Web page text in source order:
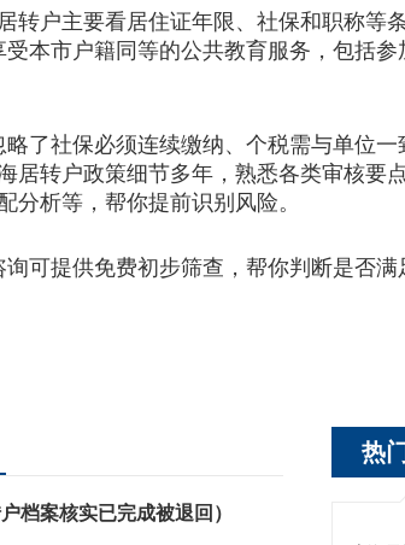
户主要看居住证年限、社保和职称等
本市户籍同等的公共教育服务，包括
社保必须连续缴纳、个税需与单位一
居转户政策细节多年，熟悉各类审核
分析等，帮你提前识别风险。
提供免费初步筛查，帮你判断是否满
档案核实已完成被退回）
热